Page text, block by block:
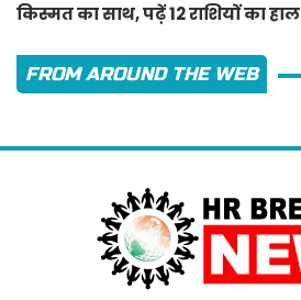
किस्मत का साथ, पढ़ें 12 राशियों का हाल
FROM AROUND THE WEB